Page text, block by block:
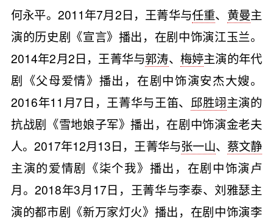
何永平。2011年7月2日，王菁华与任重、 黄曼主
演的历史剧《宣言》播出，在剧中饰演江玉兰。
2014年2月2日，王菁华与郭涛、 梅婷主演的年代
剧《父母爱情》播出，在剧中饰演安杰大嫂。
2016年11月7日，王菁华与王笛、 邱胜翊主演的
抗战剧《雪地娘子军》播出，在剧中饰演金老夫
人。2017年12月13日，王菁华与张一山、 蔡文静
主演的爱情剧《柒个我》播出，在剧中饰演卢
月。2018年3月17日，王菁华与李泰、刘雅瑟主
演的都市剧《新万家灯火》播出，在剧中饰演李